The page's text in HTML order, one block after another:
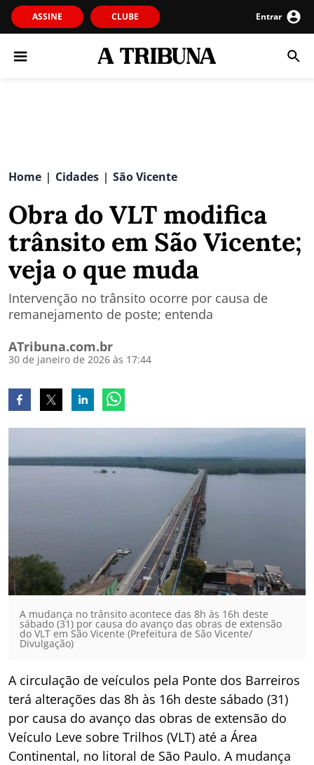
ASSINE CLUBE Entrar
Home | Cidades | São Vicente
Obra do VLT modifica
trânsito em São Vicente;
veja o que muda
Intervenção no trânsito ocorre por causa de
remanejamento de poste; entenda
ATribuna.com.br
30 de janeiro de 2026 às 17:44
A mudança no trânsito acontece das 8h às 16h deste
sábado (31) por causa do avanço das obras de extensão
do VLT em São Vicente (Prefeitura de São Vicente/
Divulgação)
A circulação de veículos pela Ponte dos Barreiros
terá alterações das 8h às 16h deste sábado (31)
por causa do avanço das obras de extensão do
Veículo Leve sobre Trilhos (VLT) até a Área
Continental, no litoral de São Paulo. A mudança